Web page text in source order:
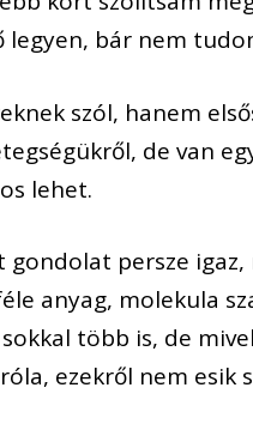
bár nem
szól, hanem
de van
lehet.
persze
anyag, molekula
több is, de
ezekről nem esik